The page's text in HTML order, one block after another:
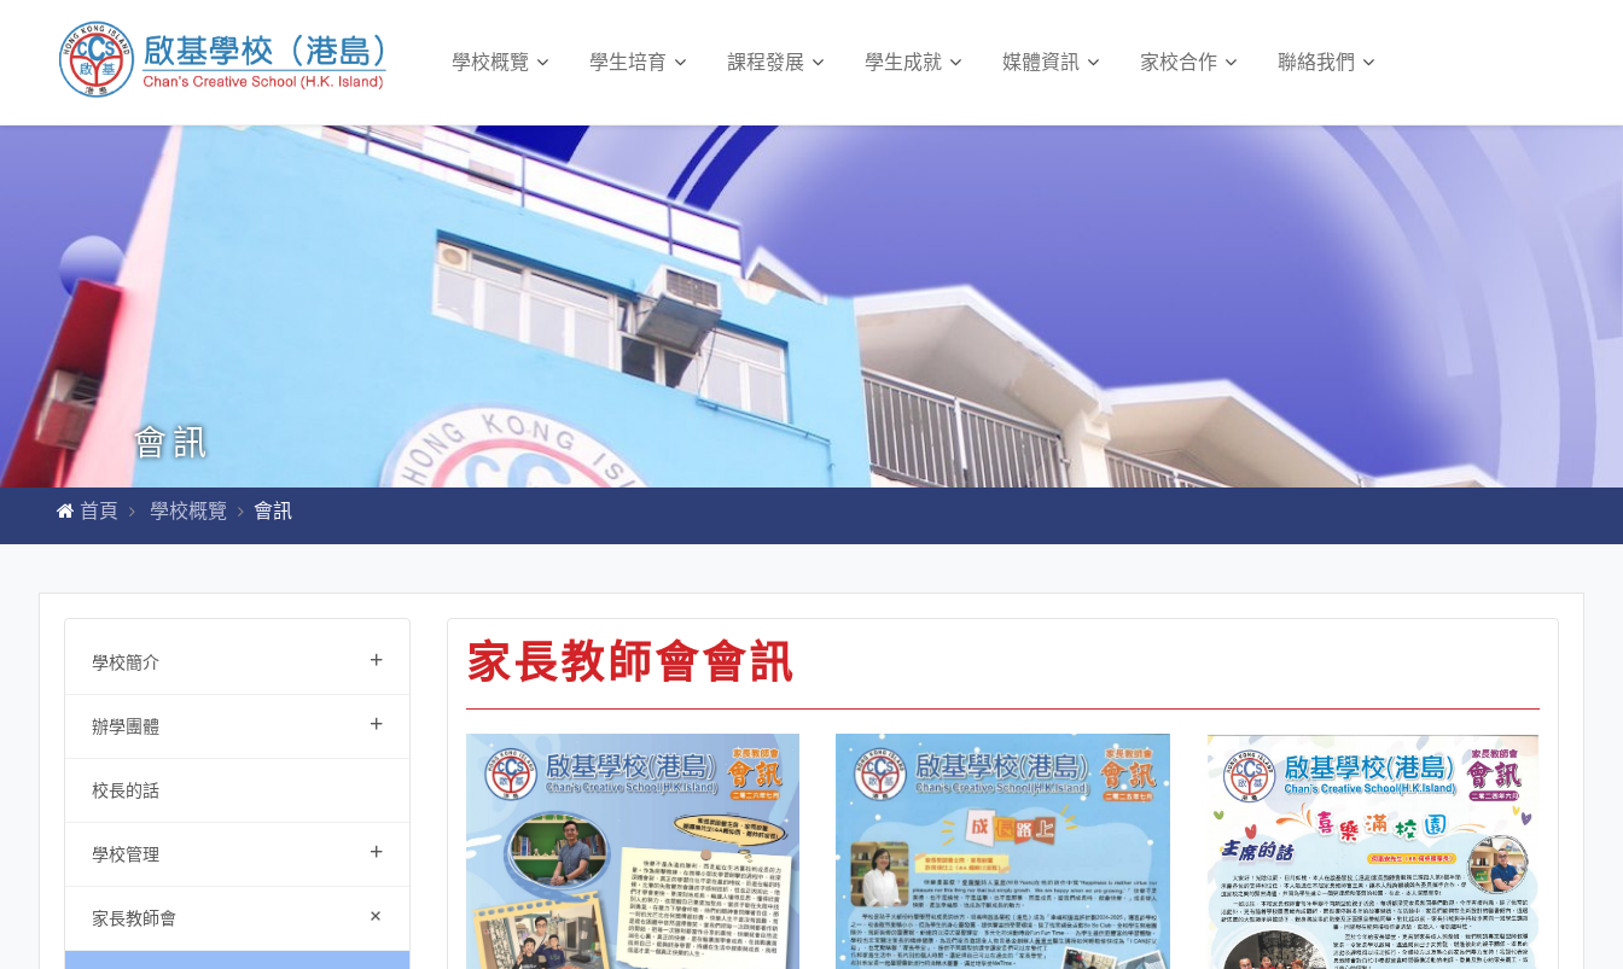
學校概覽 學生培育 課程發展 學生成就 媒體資訊 家校合作 聯絡我們
會訊
首頁 學校概覽 會訊
學校簡介 +
辦學團體 +
校長的話
學校管理 +
家長教師會 +
家長教師會會訊